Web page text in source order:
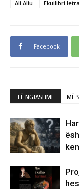
Ali Aliu
Ekuilibri
Facebook
TË NGJASHME MË